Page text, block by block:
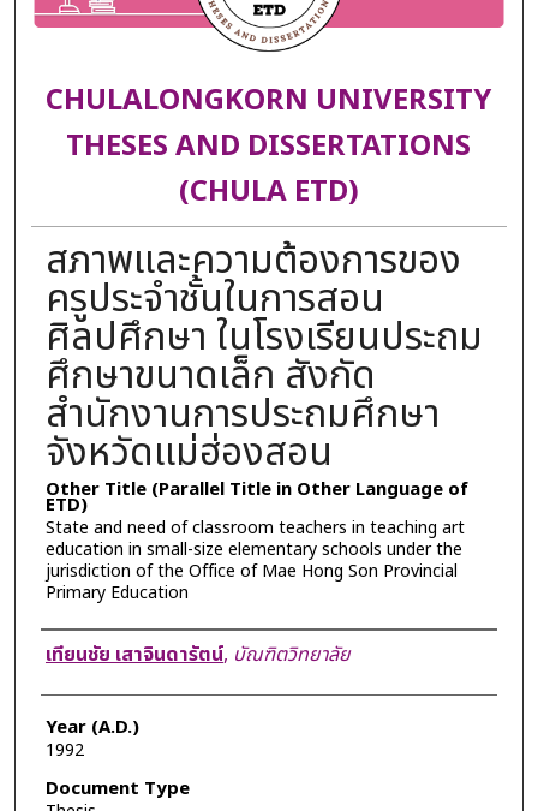
CHULALONGKORN UNIVERSITY
THESES AND DISSERTATIONS
(CHULA ETD)
สภาพและความต้องการของ
ครูประจำชั้นในการสอน
ศิลปศึกษา ในโรงเรียนประถม
ศึกษาขนาดเล็ก สังกัด
สำนักงานการประถมศึกษา
จังหวัดแม่ฮ่องสอน
Other Title (Parallel Title in Other Language of
ETD)
State and need of classroom teachers in teaching art
education in small-size elementary schools under the
jurisdiction of the Office of Mae Hong Son Provincial
Primary Education
Author
เทียนชัย เสาจินดารัตน์, บัณฑิตวิทยาลัย
Year (A.D.)
1992
Document Type